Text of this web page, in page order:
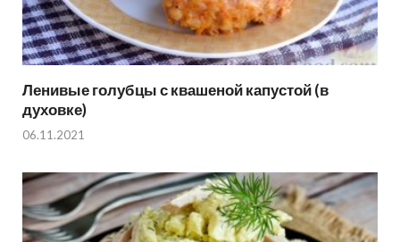
Ленивые голубцы с квашеной капустой (в
духовке)
06.11.2021